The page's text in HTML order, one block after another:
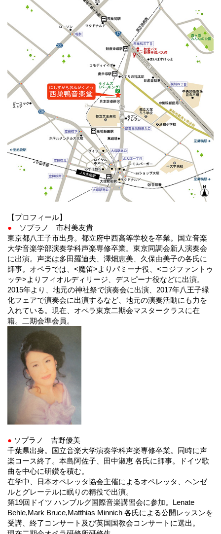
【プロフィール】
● ソプラノ 市村美友貴
東京都八王子市出身。都立府中西高等学校を卒業。国立音楽
大学音楽学部演奏学科声楽専修卒業。東京同調会新人演奏会
に出演。声楽は多田羅迪夫、澤畑恵美、久保由美子の各氏に
師事。オペラでは、<魔笛>よりパミーナ役、<コジファントゥ
ッテ>よりフィオルディリージ、デスピーナ役などに出演。
2015年より、地元の神社祭で演奏会に出演、2017年八王子緑
化フェアで演奏会に出演するなど、地元の演奏活動にも力を
入れている。現在、オペラ東京二期会マスタークラスに在
籍。二期会準会員。
● ソプラノ 吉野優美
千葉県出身。国立音楽大学演奏学科声楽専修卒業。同時に声
楽コース終了。本島阿佐子、田中淑恵 各氏に師事。ドイツ歌
曲を中心に研鑽を積む。
在学中、日本オペレッタ協会主催によるオペレッタ、ヘンゼ
ルとグレーテルに眠りの精役で出演。
第19回ドイツ ハンブルグ国際音楽講習会に参加。Lenate
Behle,Mark Bruce,Matthias Minnich 各氏による公開レッスンを
受講、終了コンサート及び英国国教会コンサートに選出。